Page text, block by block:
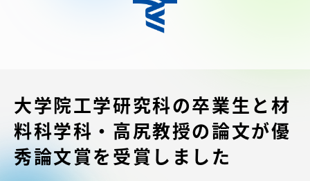
大学院工学研究科の卒業生と材
料科学科・高尻教授の論文が優
秀論文賞を受賞しました
大学の概要
教育・研究